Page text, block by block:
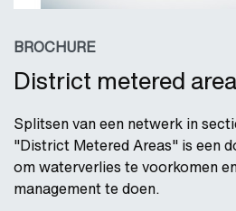
BROCHURE
District metered
Splitsen van een netwerk in
"District Metered Areas" is een
om waterverlies te voorkomen
management te doen.